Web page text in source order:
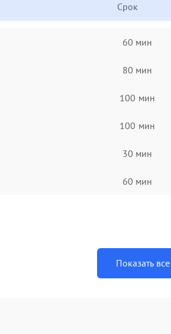
Срок
60 мин
80 мин
100 мин
100 мин
30 мин
60 мин
Показать все